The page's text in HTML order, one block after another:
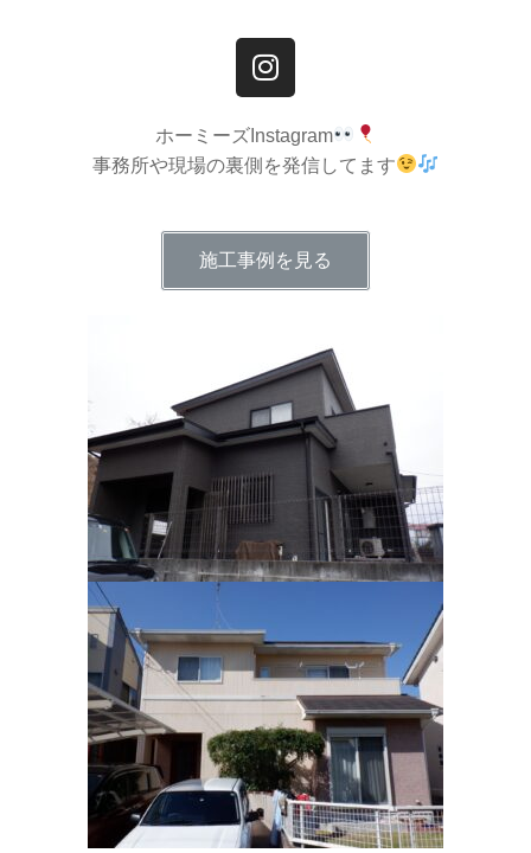
ホーミーズInstagram
事務所や現場の裏側を発信してます
施工事例を見る